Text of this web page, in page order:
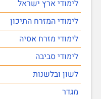
לימודי ארץ ישראל
לימודי המזרח התיכון
לימודי מזרח אסיה
לימודי סביבה
לשון ובלשנות
מגדר